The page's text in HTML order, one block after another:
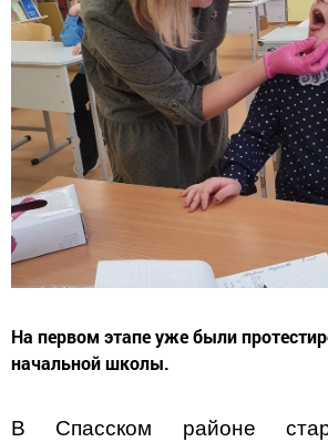
На первом этапе уже были
начальной школы.
В Спасском районе